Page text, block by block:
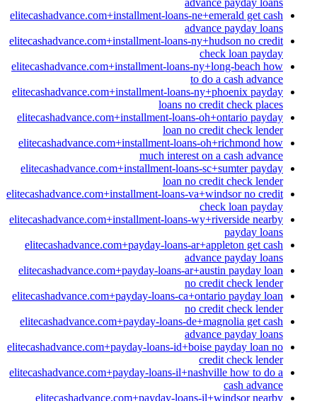
advance payday loans
elitecashadvance.com+installment-loans-ne+emerald get cash
advance payday loans
elitecashadvance.com+installment-loans-ny+hudson no credit
check loan payday
elitecashadvance.com+installment-loans-ny+long-beach how
to do a cash advance
elitecashadvance.com+installment-loans-ny+phoenix payday
loans no credit check places
elitecashadvance.com+installment-loans-oh+ontario payday
loan no credit check lender
elitecashadvance.com+installment-loans-oh+richmond how
much interest on a cash advance
elitecashadvance.com+installment-loans-sc+sumter payday
loan no credit check lender
elitecashadvance.com+installment-loans-va+windsor no credit
check loan payday
elitecashadvance.com+installment-loans-wy+riverside nearby
payday loans
elitecashadvance.com+payday-loans-ar+appleton get cash
advance payday loans
elitecashadvance.com+payday-loans-ar+austin payday loan
no credit check lender
elitecashadvance.com+payday-loans-ca+ontario payday loan
no credit check lender
elitecashadvance.com+payday-loans-de+magnolia get cash
advance payday loans
elitecashadvance.com+payday-loans-id+boise payday loan no
credit check lender
elitecashadvance.com+payday-loans-il+nashville how to do a
cash advance
elitecashadvance.com+payday-loans-il+windsor nearby